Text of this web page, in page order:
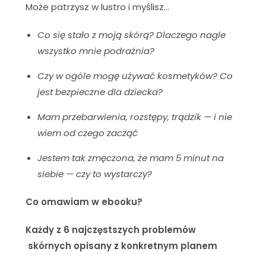
Może patrzysz w lustro i myślisz…
Co się stało z moją skórą? Dlaczego nagle
wszystko mnie podrażnia?
Czy w ogóle mogę używać kosmetyków? Co
jest bezpieczne dla dziecka?
Mam przebarwienia, rozstępy, trądzik — i nie
wiem od czego zacząć
Jestem tak zmęczona, że mam 5 minut na
siebie — czy to wystarczy?
Co omawiam w ebooku?
Każdy z 6 najczęstszych problemów
skórnych opisany z konkretnym planem